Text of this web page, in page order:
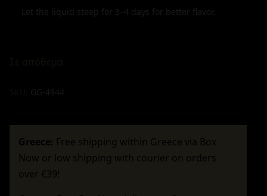
Let the liquid steep for 3–4 days for better flavor.
GG-4944
Greece: Free shipping within Greece via Box
Now or low shipping with courier on orders
over €39!